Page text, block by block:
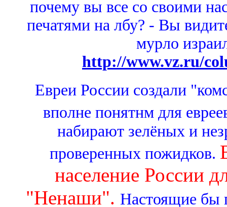
почему вы все со своими
печатями на лбу? - Вы
мурло
http://www.vz.ru/
Евреи России создали
вполне понятнм для
набирают зелёных и
проверенных пожидков.
население России
"Ненаши". Настоящие бы